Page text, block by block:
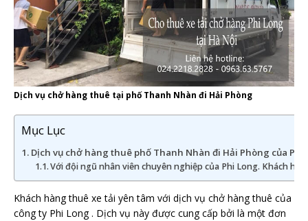
Dịch vụ chở hàng thuê tại phố Thanh Nhàn đi Hải Phòng
Mục Lục
Dịch vụ chở hàng thuê phố Thanh Nhàn đi Hải Phòng của
Với đội ngũ nhân viên chuyên nghiệp của Phi Long. Khách
Khách hàng thuê xe tải yên tâm với dịch vụ chở hàng thuê của
công ty Phi Long . Dịch vụ này được cung cấp bởi là một đơn